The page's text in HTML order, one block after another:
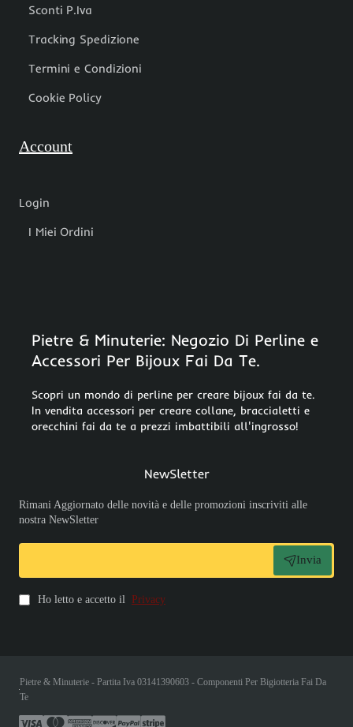
Sconti P.Iva
Tracking Spedizione
Termini e Condizioni
Cookie Policy
Account
Login
I Miei Ordini
Pietre & Minuterie: Negozio Di Perline e
Accessori Per Bijoux Fai Da Te.
Scopri un mondo di perline per creare bijoux fai da te.
In vendita accessori per creare collane, braccialetti e
orecchini fai da te a prezzi imbattibili all'ingrosso!
NewSletter
Rimani Aggiornato delle novità e delle promozioni inscriviti alle
nostra NewSletter
Invia
Ho letto e accetto il Privacy
Pietre & Minuterie - Partita Iva 03141390603 - Componenti Per Bigiotteria Fai Da
Te